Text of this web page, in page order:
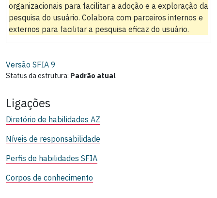
organizacionais para facilitar a adoção e a exploração da
pesquisa do usuário. Colabora com parceiros internos e
externos para facilitar a pesquisa eficaz do usuário.
Versão SFIA 9
Status da estrutura: Padrão atual
Ligações
Diretório de habilidades AZ
Níveis de responsabilidade
Perfis de habilidades SFIA
Corpos de conhecimento